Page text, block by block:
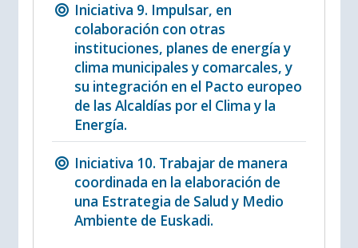
Iniciativa 9. Impulsar, en
colaboración con otras
instituciones, planes de energía y
clima municipales y comarcales, y
su integración en el Pacto europeo
de las Alcaldías por el Clima y la
Energía.
Iniciativa 10. Trabajar de manera
coordinada en la elaboración de
una Estrategia de Salud y Medio
Ambiente de Euskadi.